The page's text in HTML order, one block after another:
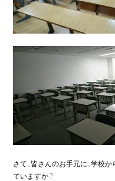
さて、皆さんのお手元に、学校
ていますか？